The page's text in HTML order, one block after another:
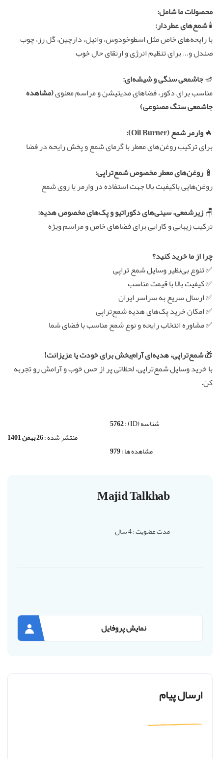
محصولات ما شامل:
🕯️شمع‌های عطردار:
با رایحه‌های خاص مثل اسطوخودوس، وانیل، دارچین، گل رز، چوب
صندل و… برای تنظیم انرژی و ارتقای حال خوب
🪔جاشمعی سنگی و شیشه‌ای:
مناسب برای دکور، فضاهای مدیتیشن و مراسم معنوی(مشاهده
جاشمعی سنگ مصنوعی)
🔥وارمر شمع (Oil Burner):
برای ترکیب روغن‌های معطر با گرمای شمع و پخش رایحه در فضا
🧴 روغن‌های معطر مخصوص شمع‌تراپی:
روغن‌هایی باکیفیت بالا جهت استفاده در وارمر یا روی شمع
🪑زیرشمعی، سینی‌های دکوراتیو و پک‌های مخصوص هدیه:
ترکیب زیبایی و کارایی برای فضاهای خاص و مراسم ویژه
چرا از ما خرید کنید؟
✅ تنوع بی‌نظیر وسایل شمع تراپی
✅ کیفیت بالا با قیمت مناسب
✅ ارسال سریع به سراسر ایران
✅ امکان خرید پک‌های هدیه شمع‌تراپی
✅ مشاوره انتخاب رایحه و نوع شمع مناسب با فضای شما
🎁شمع‌تراپی، هدیه‌ای آرام‌بخش برای خودت یا عزیزانت!
با خرید وسایل شمع‌تراپی، لحظاتی پر از حس خوب و آرامش رو تجربه
کن.
شناسه (ID) :
5762
منتشر شده :26 بهمن 1401
مشاهده ها :979
Majid Talkhab
مدت عضویت : 4 سال
نمایش پروفایل
ارسال پیام